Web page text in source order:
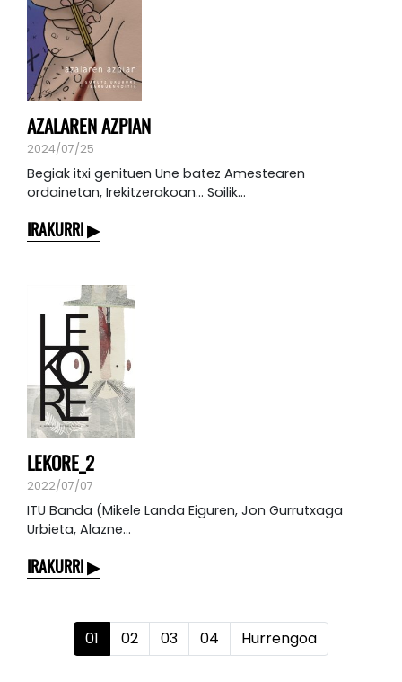
AZALAREN AZPIAN
2024/07/25
Begiak itxi genituen Une batez Amestearen
ordainetan, Irekitzerakoan… Soilik...
IRAKURRI
LEKORE_2
2022/07/07
ITU Banda (Mikele Landa Eiguren, Jon Gurrutxaga
Urbieta, Alazne...
IRAKURRI
01 02 03 04 Hurrengoa